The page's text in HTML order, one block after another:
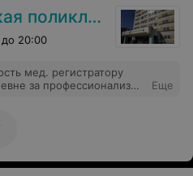
до 20:00
мед. регистратору
за профессионализм,
есть такие
и всего вам
Еще